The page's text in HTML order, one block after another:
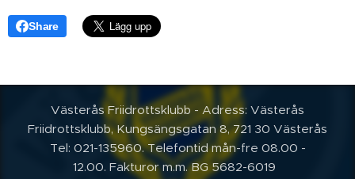
Share
Västerås Friidrottsklubb - Adress: Västerås
Friidrottsklubb, Kungsängsgatan 8, 721 30 Västerås
Tel: 021-135960. Telefontid mån-fre 08.00 -
12.00. Fakturor m.m. BG 5682-6019